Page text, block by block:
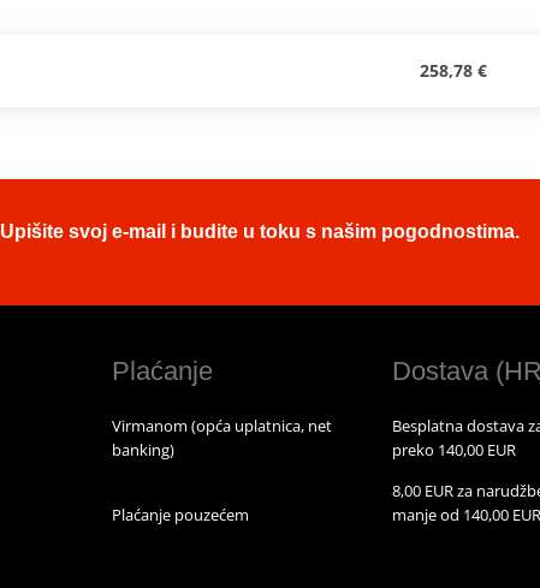
258,78 €
Upišite svoj e-mail i budite u toku s našim pogodnostima.
Plaćanje
Virmanom (opća uplatnica, net
banking)
Plaćanje pouzećem
Dostava
Besplatna dostava
preko 140,00 EUR
8,00 EUR za
manje od 140,00 EUR